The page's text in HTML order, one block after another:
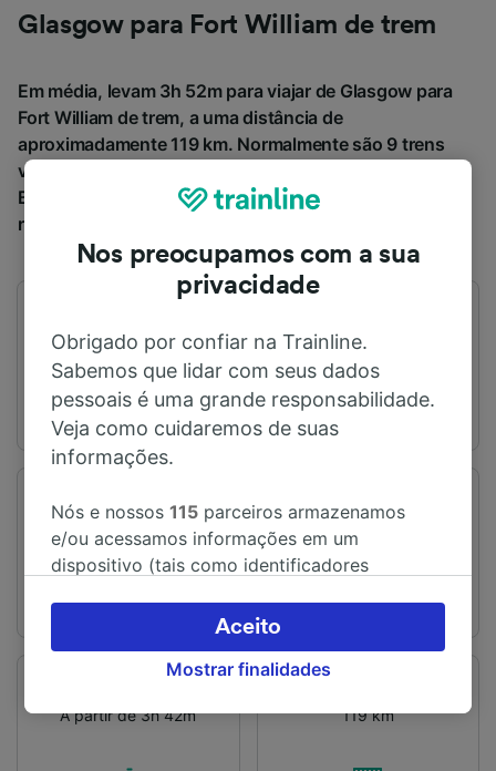
Glasgow para Fort William de trem
Em média, levam 3h 52m para viajar de Glasgow para
Fort William de trem, a uma distância de
aproximadamente 119 km. Normalmente são 9 trens
viajando diariamente de Glasgow para Fort William.
Bilhetes para este trajeto a partir de € 26,94 quando
reservados com antecedência.
04:48
18:24
Estação de embarque
Estação de chegada
A partir de 3h 42m
119 km
Nos preocupamos com a sua
privacidade
Obrigado por confiar na Trainline.
Sabemos que lidar com seus dados
pessoais é uma grande responsabilidade.
Veja como cuidaremos de suas
informações.
Nós e nossos115 parceiros armazenamos
e/ou acessamos informações em um
dispositivo (tais como identificadores
pessoais. Você pode aceitar ou gerenciar as
suas escolhas (incluindo o seu direito se opor
à aplicação do interesse legítimo) clicando
política de privacidade. Estas escolhas serão
Mostrar finalidades
Aceito